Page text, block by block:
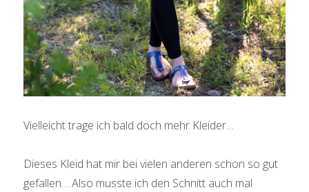
Vielleicht trage ich bald doch mehr Kleider…
Dieses Kleid hat mir bei vielen anderen schon so gut
gefallen… Also musste ich den Schnitt auch mal